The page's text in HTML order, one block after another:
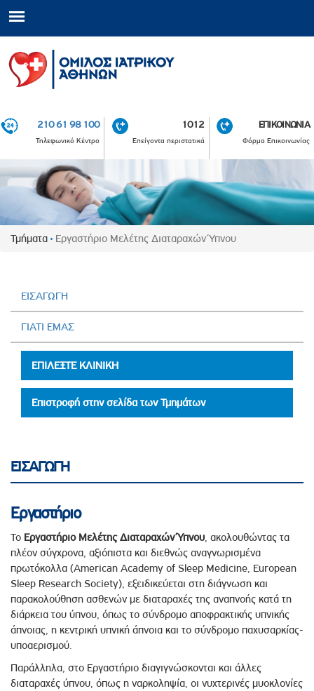
210 61 98 100
Τηλεφωνικό Κέντρο
1012
Επείγοντα περιστατικά
ΕΠΙΚΟΙΝΩΝΙΑ
Φόρμα Επικοινωνίας
Τμήματα Εργαστήριο Μελέτης Διαταραχών Ύπνου
ΕΙΣΑΓΩΓΗ
ΓΙΑΤΙ ΕΜΑΣ
ΕΠΙΛΕΞΤΕ ΚΛΙΝΙΚΗ
Επιστροφή στην σελίδα των Τμημάτων
ΕΙΣΑΓΩΓΗ
Εργαστήριο
Το Εργαστήριο Μελέτης Διαταραχών Ύπνου, ακολουθώντας τα
πλέον σύγχρονα, αξιόπιστα και διεθνώς αναγνωρισμένα
πρωτόκολλα (American Academy of Sleep Medicine, European
Sleep Research Society), εξειδικεύεται στη διάγνωση και
παρακολούθηση ασθενών με διαταραχές της αναπνοής κατά τη
διάρκεια του ύπνου, όπως το σύνδρομο αποφρακτικής υπνικής
άπνοιας, η κεντρική υπνική άπνοια και το σύνδρομο παχυσαρκίας-
υποαερισμού.
Παράλληλα, στο Εργαστήριο διαγιγνώσκονται και άλλες
διαταραχές ύπνου, όπως η ναρκοληψία, οι νυχτερινές μυοκλονίες